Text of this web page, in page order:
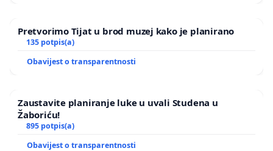
Pretvorimo Tijat u brod muzej kako je planirano
135 potpis(a)
Obavijest o transparentnosti
Zaustavite planiranje luke u uvali Studena u
Žaboriću!
895 potpis(a)
Obavijest o transparentnosti